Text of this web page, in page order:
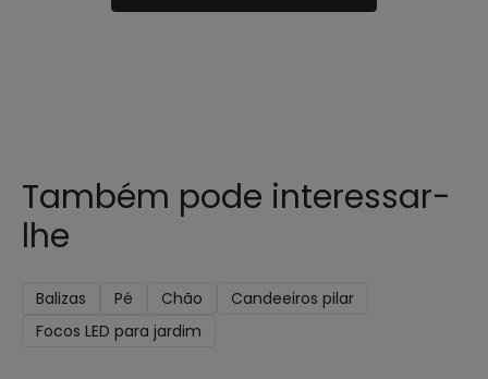
Também pode interessar-
lhe
Balizas Pé Chão
Candeeiros pilar
Focos LED para jardim